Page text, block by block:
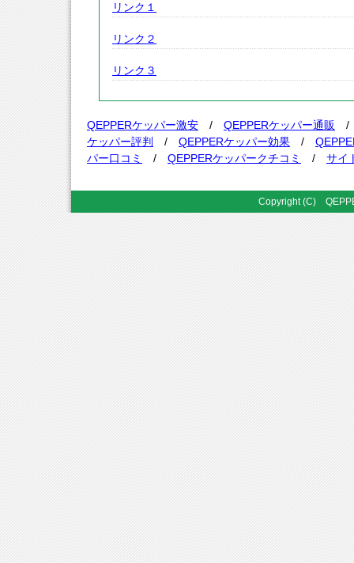
リンク１
リンク２
リンク３
QEPPERケッパー激安 / QEPPERケッパー通販
ケッパー評判
/ QEPPERケッパー効果 /
パー口コミ
/ QEPPERケッパークチコミ / サイ
Copyright (C)